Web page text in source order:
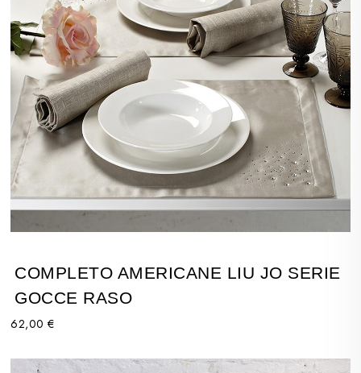
COMPLETO AMERICANE LIU JO SERIE
GOCCE RASO
62,00 €